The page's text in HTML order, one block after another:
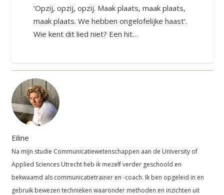
‘Opzij, opzij, opzij. Maak plaats, maak plaats,
maak plaats. We hebben ongelofelijke haast’.
Wie kent dit lied niet? Een hit…
Eiline
Na mijn studie Communicatiewetenschappen aan de University of
Applied Sciences Utrecht heb ik mezelf verder geschoold en
bekwaamd als communicatietrainer en -coach. Ik ben opgeleid in en
gebruik bewezen technieken waaronder methoden en inzichten uit